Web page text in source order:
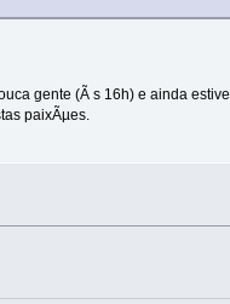
gente (Ã s 16h) e ainda
paixÃµes.